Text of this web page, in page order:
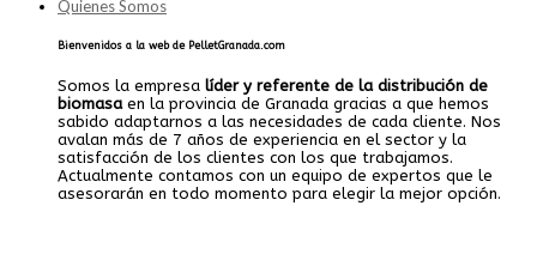
Quienes Somos
Bienvenidos a la web de PelletGranada.com
Somos la empresa líder y referente de la distribución de
biomasaen la provincia de Granada gracias a que hemos
sabido adaptarnos a las necesidades de cada cliente. Nos
avalan más de 7 años de experiencia en el sector y la
satisfacción de los clientes con los que trabajamos.
Actualmente contamos con un equipo de expertos que le
asesorarán en todo momento para elegir la mejor opción.